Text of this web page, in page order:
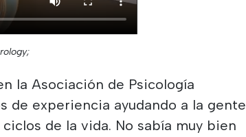
la Asociación de Psicología
de experiencia ayudando a la gente
de la vida. No sabía muy bien